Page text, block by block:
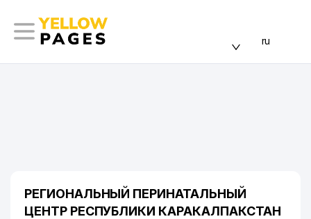
ru
РЕГИОНАЛЬНЫЙ ПЕРИНАТАЛЬНЫЙ
ЦЕНТР РЕСПУБЛИКИ КАРАКАЛПАКСТАН